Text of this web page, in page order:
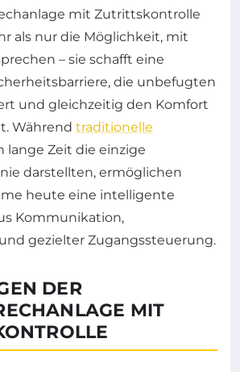
mit Zutrittskontrolle
als nur die Möglichkeit, mit
– sie schafft eine
die unbefugten
und gleichzeitig den Komfort
Während traditionelle
lange Zeit die einzige
darstellten, ermöglichen
heute eine intelligente
Kommunikation,
gezielter Zugangssteuerung.
DER
MIT